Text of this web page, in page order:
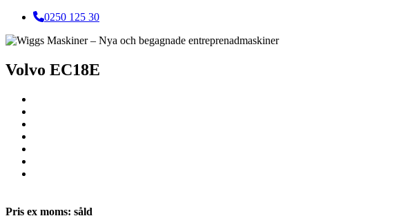
0250 125 30
Volvo EC18E
Pris ex moms: såld